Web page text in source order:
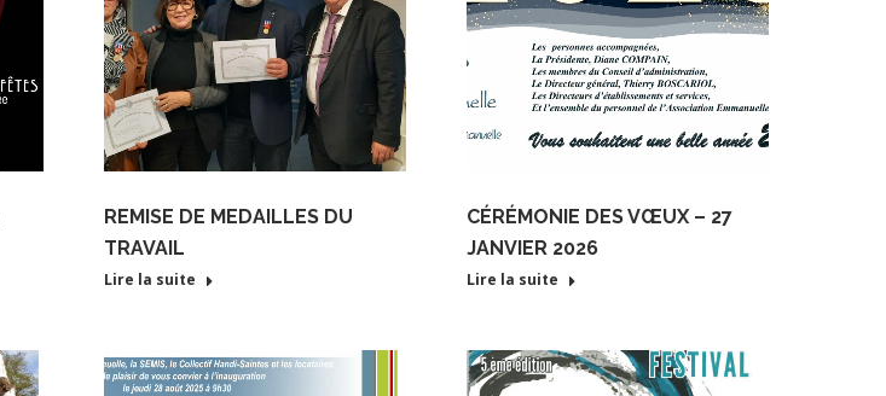
REMISE DE MEDAILLES DU
TRAVAIL
Lire la suite
CÉRÉMONIE DES VŒUX – 27
JANVIER 2026
Lire la suite